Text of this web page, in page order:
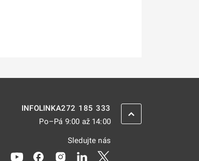
INFOLINKA272 185 333
Po–Pá 9:00 až 14:00
Sledujte nás
Odkaz se otevře na nové kartě
Odkaz se otevře na nové kartě
Odkaz se otevře na nové kartě
Odkaz se otevře na nové
ZPĚT NAHORU